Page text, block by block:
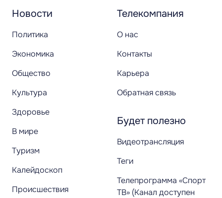
Новости
Политика
Экономика
Общество
Культура
Здоровье
В мире
Туризм
Калейдоскоп
Происшествия
Телекомпания
О нас
Контакты
Карьера
Обратная связь
Будет полезно
Видеотрансляция
Теги
Телепрограмма «Спорт
ТВ» (Канал доступен